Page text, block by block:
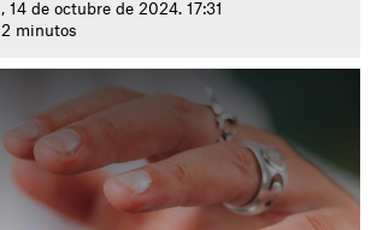
14 de octubre de 2024. 17:31
2 minutos